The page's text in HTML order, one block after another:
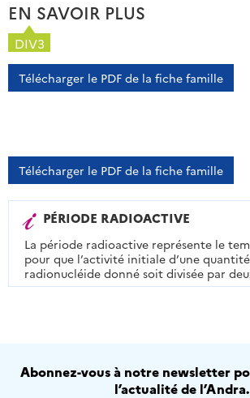
EN SAVOIR PLUS
DIV3
Télécharger le PDF de la fiche famille
Télécharger le PDF de la fiche famille
PÉRIODE RADIOACTIVE
La période radioactive représente le
pour que l’activité initiale d’une quantité
radionucléide donné soit divisée par
Abonnez-vous à notre newsletter
l’actualité de l’Andra.